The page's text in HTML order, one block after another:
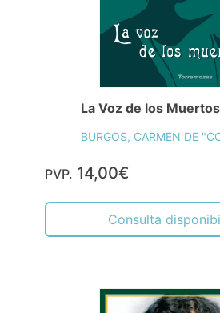
La Voz de los Muertos
BURGOS, CARMEN DE
PVP. 14,00€
Consulta